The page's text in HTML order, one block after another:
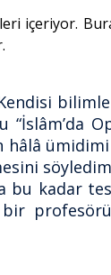
içeriyor.
hâlâ
bu kadar